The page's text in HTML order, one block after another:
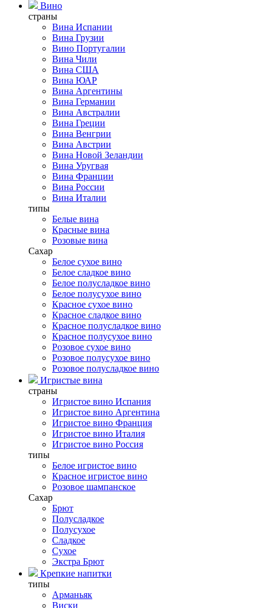
Вино
страны
Вина Испании
Вина Грузии
Вино Португалии
Вина Чили
Вина США
Вина ЮАР
Вина Аргентины
Вина Германии
Вина Австралии
Вина Греции
Вина Венгрии
Вина Австрии
Вина Новой Зеландии
Вина Уругвая
Вина Франции
Вина России
Вина Италии
типы
Белые вина
Красные вина
Розовые вина
Сахар
Белое сухое вино
Белое сладкое вино
Белое полусладкое вино
Белое полусухое вино
Красное сухое вино
Красное сладкое вино
Красное полусладкое вино
Красное полусухое вино
Розовое сухое вино
Розовое полусухое вино
Розовое полусладкое вино
Игристые вина
страны
Игристое вино Испания
Игристое вино Аргентина
Игристое вино Франция
Игристое вино Италия
Игристое вино Россия
типы
Белое игристое вино
Красное игристое вино
Розовое шампанское
Сахар
Брют
Полусладкое
Полусухое
Сладкое
Сухое
Экстра Брют
Крепкие напитки
типы
Арманьяк
Виски